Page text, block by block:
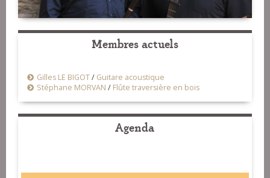
Membres actuels
Gilles LE BIGOT/ Guitare acoustique
Stéphane MORVAN / Flûte traversière en bois
Agenda